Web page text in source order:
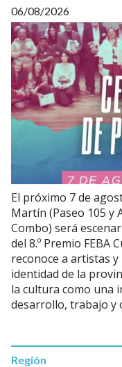
06/08/2026
El próximo 7 de
Martín (Paseo 105 y
Combo) será
del 8.º Premio FEBA
reconoce a artistas
identidad de la
la cultura como una
desarrollo, trabajo y
Región